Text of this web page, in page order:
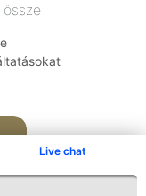
Live chat